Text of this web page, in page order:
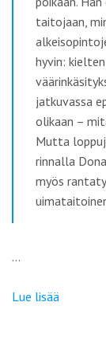
taitojaan,
hyvin:
jatkuvassa
olikaan –
Mutta
rinnalla
myös
…
Lue lisää